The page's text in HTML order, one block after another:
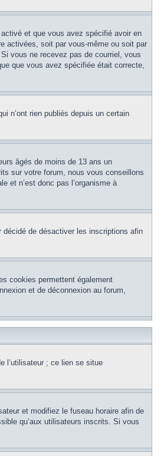
et que vous avez spécifié avoir en
activées, soit par vous-même ou soit par
vous ne recevez pas de courriel, vous
que vous avez spécifiée était correcte,
n’ont rien publiés depuis un certain
âgés de moins de 13 ans un
sur votre forum, nous vous conseillons
et n’est donc pas l’organisme à
décidé de désactiver les inscriptions afin
cookies permettent également
et de déconnexion au forum,
l’utilisateur ; ce lien se situe
et modifiez le fuseau horaire afin de
qu’aux utilisateurs inscrits. Si vous